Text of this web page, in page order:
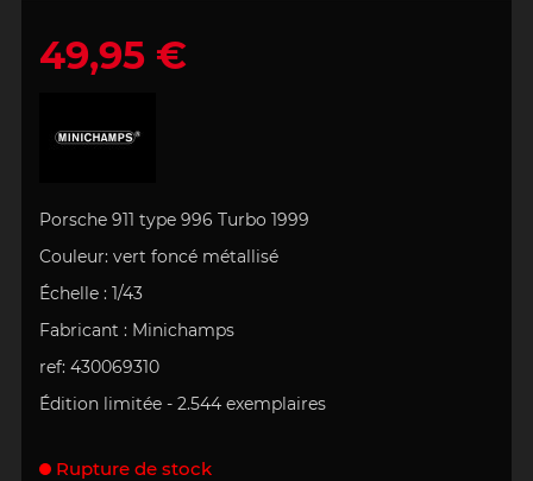
49,95 €
Porsche 911 type 996 Turbo 1999
Couleur: vert foncé métallisé
Échelle : 1/43
Fabricant : Minichamps
ref: 430069310
Édition limitée - 2.544 exemplaires
Rupture de stock